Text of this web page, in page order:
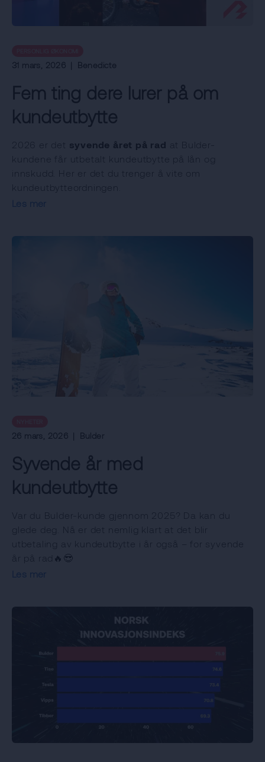
31 mars, 2026 | Benedicte
Fem ting dere lurer på om
kundeutbytte
2026 er det syvende året på rad at Bulder-
kundene får utbetalt kundeutbytte på lån og
innskudd. Her er det du trenger å vite om
kundeutbytteordningen.
Les mer
26 mars, 2026 Bulder
Syvende år med
kundeutbytte
Var du Bulder-kunde gjennom 2025? Da kan du
glede deg. Nå er det nemlig klart at det blir
utbetaling av kundeutbytte i år også – for syvende
år på rad🔥😎
Les mer